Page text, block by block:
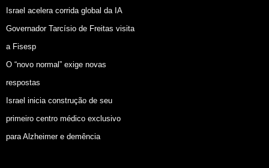
Israel acelera corrida global da IA
Governador Tarcísio de Freitas visita
a Fisesp
O “novo normal” exige novas
respostas
Israel inicia construção de seu
primeiro centro médico exclusivo
para Alzheimer e demência